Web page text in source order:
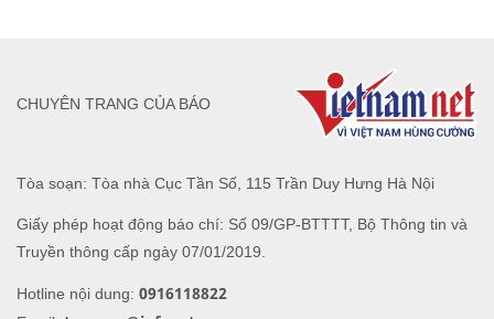
Tòa soạn: Tòa nhà Cục Tần Số, 115 Trần Duy Hưng Hà Nội
Giấy phép hoạt động báo chí: Số 09/GP-BTTTT, Bộ Thông tin và
Truyền thông cấp ngày 07/01/2019.
Hotline nội dung: 0916118822
CHUYÊN TRANG CỦA BÁO